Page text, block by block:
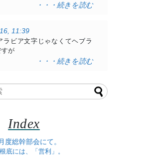
・・・続きを読む
11:39
ラビア文字じゃなくてヘブラ
すが
・・・続きを読む
Index
度総幹部会にて。
底には、「営利」。